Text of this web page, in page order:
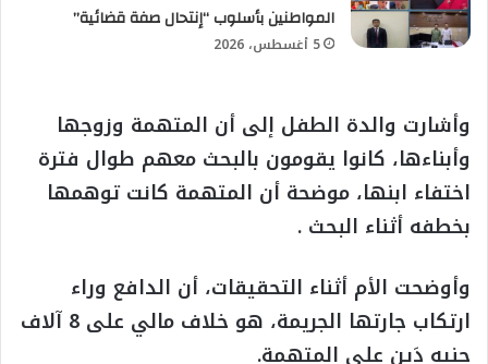
المواطنين بأسلوب “إنتحال صفة قضائية”
5 أغسطس، 2026
وأشارت والدة الطفل إلى أن المتهمة وزوجها
وأبناءها، كانوا يقومون بالبحث معهم طوال فترة
اختفاء ابنها، موضحة أن المتهمة كانت توهمها
بخطفه أثناء البحث .
وأوضحت الأم أثناء التحقيقات، أن الدافع وراء
ارتكاب جارتها الجريمة، هو خلاف مالي على 8 آلاف
جنيه دَين على المتهمة.